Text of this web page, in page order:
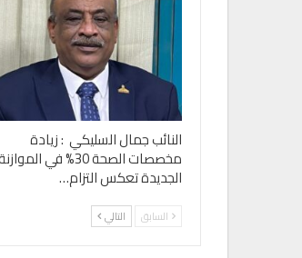
النائب جمال السليكي : زيادة
مخصصات الصحة 30% في
الجديدة تعكس التزام…
السابق التالي